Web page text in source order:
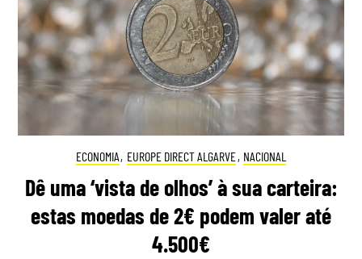
ECONOMIA, EUROPE DIRECT ALGARVE, NACIONAL
Dê uma ‘vista de olhos’ à sua carteira:
estas moedas de 2€ podem valer até
4.500€